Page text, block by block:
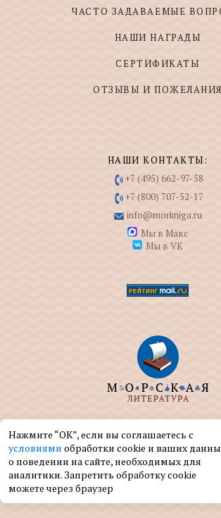
ЧАСТО ЗАДАВАЕМЫЕ
НАШИ НАГРАДЫ
СЕРТИФИКАТЫ
ОТЗЫВЫ И ПОЖЕЛАНИЯ
НАШИ КОНТАКТЫ:
+7 (495) 662-97-58
+7 (800) 707-52-17
info@morkniga.ru
Мы в Макс
Мы в VK
ООО "МОРКНИГА" занимается
реализацией книг на морскую
© ООО "МОРКНИГА", 2004 — 2026
Нажмите “ОК”, если вы соглашаетесь с
условиями обработки cookie и ваших
о поведении на сайте, необходимых для
аналитики. Запретить обработку cookie
можете через браузер